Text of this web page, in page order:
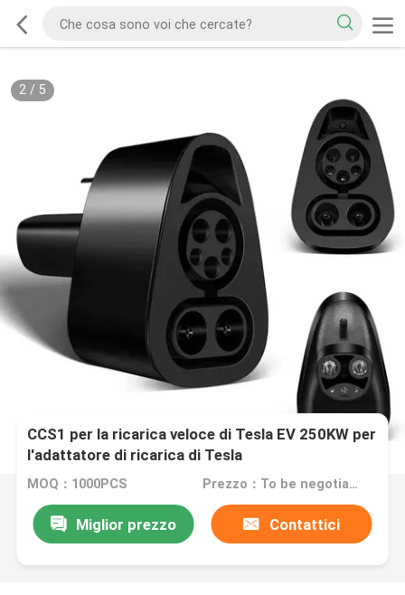
2/ 5
CCS1 per la ricarica veloce di Tesla EV 250KW per
l'adattatore di ricarica di Tesla
MOQ：1000PCS Prezzo：To be negotiated
Miglior prezzo Contattici